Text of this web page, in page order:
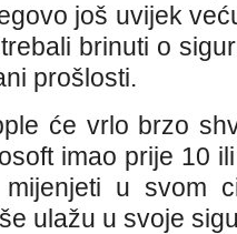
još uvijek
brinuti o
prošlosti.
će vrlo brzo
imao prije 10
mijenjeti u svom
ulažu u svoje